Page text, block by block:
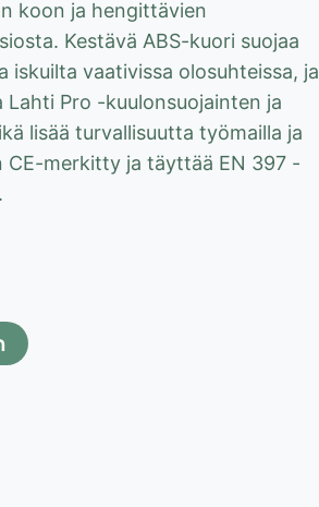
koon ja hengittävien
Kestävä ABS-kuori suojaa
iskuilta vaativissa olosuhteissa, ja
Pro -kuulonsuojainten ja
lisää turvallisuutta työmailla ja
CE-merkitty ja täyttää EN 397 -